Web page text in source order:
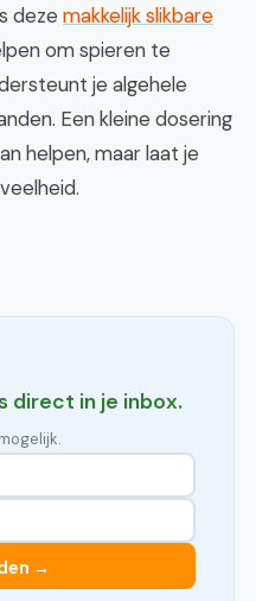
deze makkelijk slikbare
om spieren te
je algehele
Een kleine dosering
helpen, maar laat je
direct in je inbox.
→